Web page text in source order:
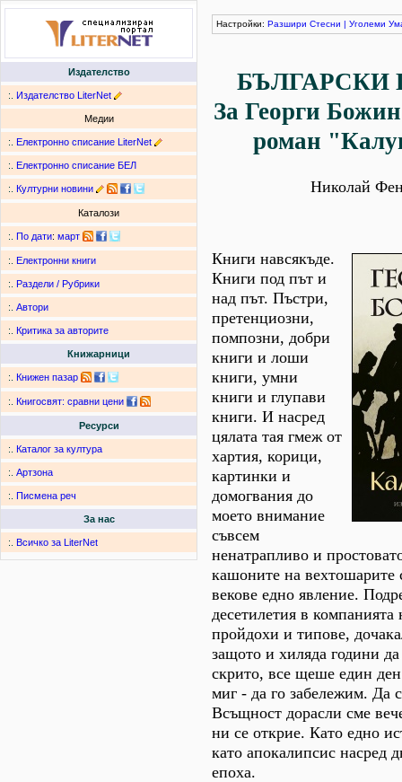
Издателство
:. Издателство LiterNet
Медии
:. Електронно списание LiterNet
:. Електронно списание БЕЛ
:. Културни новини
Каталози
:. По дати: март
:. Електронни книги
:. Раздели / Рубрики
:. Автори
:. Критика за авторите
Книжарници
:. Книжен пазар
:. Книгосвят: сравни цени
Ресурси
:. Каталог за култура
:. Артзона
:. Писмена реч
За нас
:. Всичко за LiterNet
Настройки: Разшири Стесни | Уголеми
БЪЛГАРСКИ
За Георги
роман
Николай
Книги навсякъде.
Книги под път и
над път. Пъстри,
претенциозни,
помпозни, добри
книги и лоши
книги, умни
книги и глупави
книги. И насред
цялата тая гмеж от
хартия, корици,
картинки и
домогвания до
моето внимание
съвсем
ненатрапливо и
кашоните на вехтошарите
векове едно явление.
десетилетия в
пройдохи и типове,
защото и хиляда години
скрито, все щеше един ден
миг - да го забележим. Да
Всъщност дорасли сме
ни се открие. Като едно
като апокалипсис насред
епоха.